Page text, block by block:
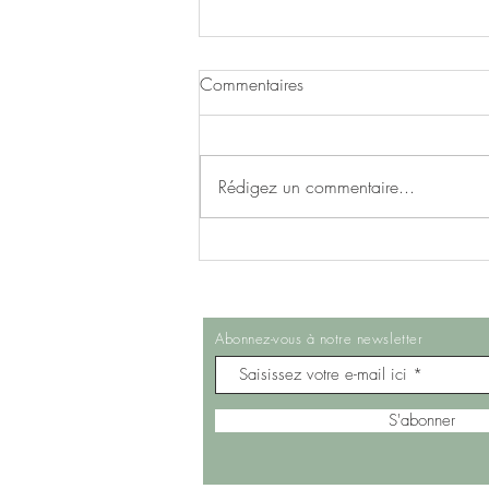
Commentaires
Rédigez un commentaire...
Abonnez-vous à notre newsletter
S'abonner